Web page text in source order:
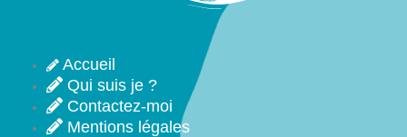
Accueil
Qui suis je ?
Contactez-moi
Mentions légales